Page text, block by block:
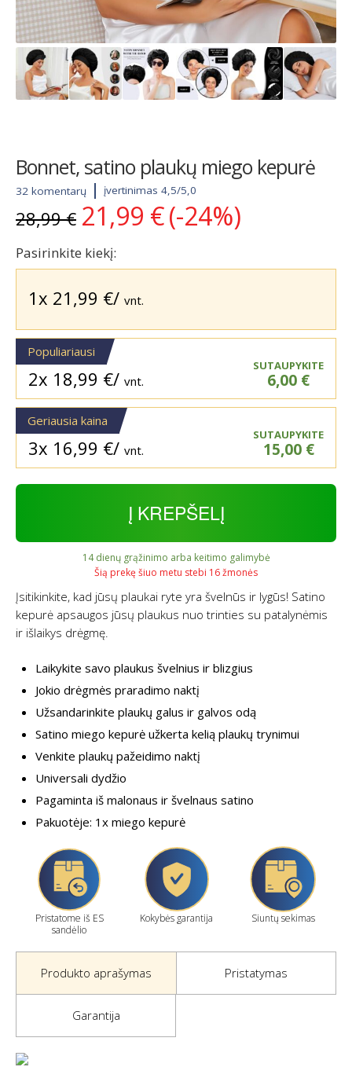
Bonnet, satino plaukų miego kepurė
32 komentarų įvertinimas 4,5/5,0
28,99€ Original
price
was:
28,99 €.
21,99 € Current
price
21,99 €.
(-24%)
Pasirinkite kiekį:
1x 21,99 €/ vnt.
Populiariausi
2x 18,99 €/ vnt.
SUTAUPYKITE
6,00 €
Geriausia kaina
3x 16,99 €/ vnt.
SUTAUPYKITE
15,00 €
Į KREPŠELĮ
14 dienų grąžinimo arba keitimo galimybė
Šią prekę šiuo metu stebi 16 žmonės
Įsitikinkite, kad jūsų plaukai ryte yra švelnūs ir lygūs! Satino
kepurė apsaugos jūsų plaukus nuo trinties su patalynėmis
ir išlaikys drėgmę.
Laikykite savo plaukus švelnius ir blizgius
Jokio drėgmės praradimo naktį
Užsandarinkite plaukų galus ir galvos odą
Satino miego kepurė užkerta kelią plaukų trynimui
Venkite plaukų pažeidimo naktį
Universali dydžio
Pagaminta iš malonaus ir švelnaus satino
Pakuotėje: 1x miego kepurė
Pristatome iš ES
sandėlio
Kokybės garantija Siuntų sekimas
Produkto aprašymas Pristatymas
Garantija